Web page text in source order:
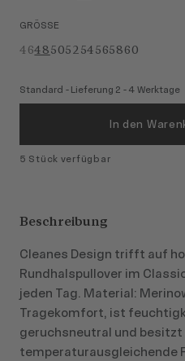
GRÖSSE
4648505254565860
Standard - Lieferung 2 - 4 Werktage
In den
5 Stück verfügbar
Beschreibung
Cleanes Design trifft auf
Rundhalspullover im
jeden Tag. Material:
Tragekomfort, ist
geruchsneutral und besitzt
temperaturausgleichende